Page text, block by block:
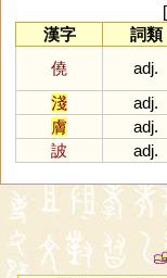
[
漢字
詞類
僥
adj.
淺
adj.
膚
adj.
詖
adj.